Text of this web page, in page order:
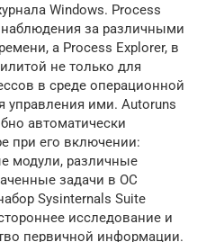
Windows. Process
за различными
а Process Explorer, в
не только для
в среде операционной
управления ими. Autoruns
автоматически
при его включении:
модули, различные
задачи в ОС
Sysinternals Suite
исследование и
первичной информации.